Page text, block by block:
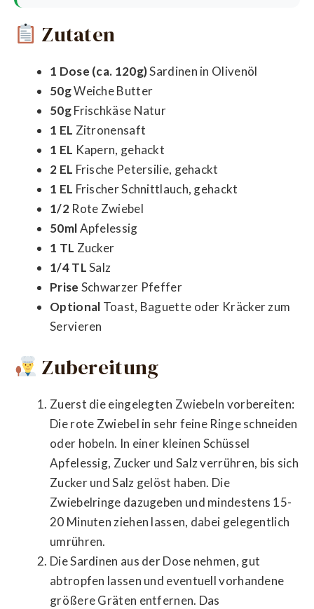
Zutaten
1 Dose (ca. 120g)Sardinen in Olivenöl
50gWeiche Butter
50gFrischkäse Natur
1 EL Zitronensaft
1 EL Kapern, gehackt
2 EL Frische Petersilie, gehackt
1 EL Frischer Schnittlauch, gehackt
1/2Rote Zwiebel
50mlApfelessig
1 TL Zucker
1/4 TLSalz
Prise Schwarzer Pfeffer
Optional Toast, Baguette oder Kräcker zum
Servieren
Zubereitung
Zuerst die eingelegten Zwiebeln vorbereiten:
Die rote Zwiebel in sehr feine Ringe schneiden
oder hobeln. In einer kleinen Schüssel
Apfelessig, Zucker und Salz verrühren, bis sich
Zucker und Salz gelöst haben. Die
Zwiebelringe dazugeben und mindestens 15-
20 Minuten ziehen lassen, dabei gelegentlich
umrühren.
Die Sardinen aus der Dose nehmen, gut
abtropfen lassen und eventuell vorhandene
größere Gräten entfernen. Das